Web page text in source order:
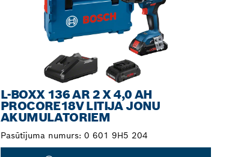
L-BOXX 136 AR 2 X 4,0 AH
PROCORE18V LITIJA JONU
AKUMULATORIEM
Pasūtījuma numurs: 0 601 9H5 204